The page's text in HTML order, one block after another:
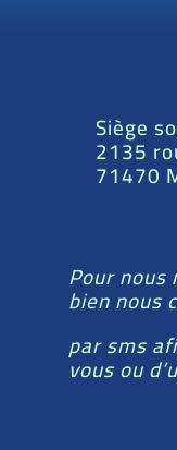
Siège
2135
71470
Pour
bien nous
par sms
vous ou